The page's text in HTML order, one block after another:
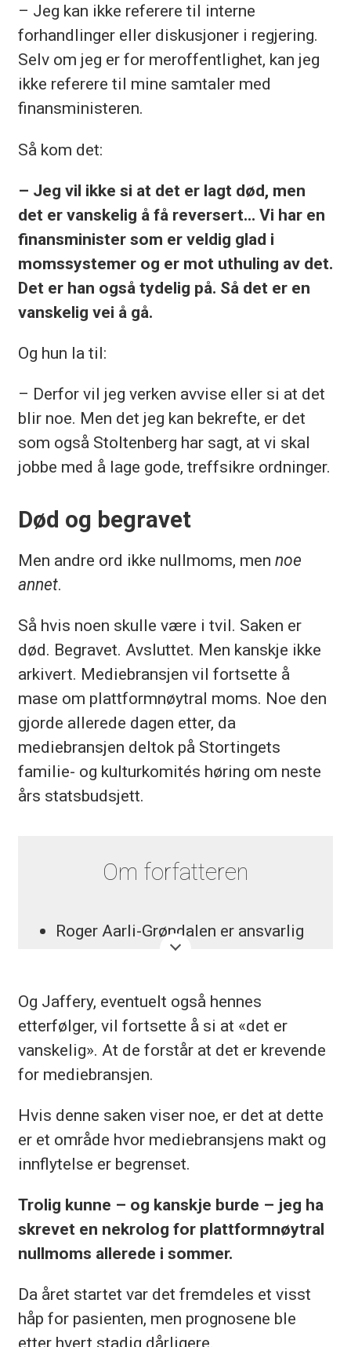
– Jeg kan ikke referere til interne
forhandlinger eller diskusjoner i regjering.
Selv om jeg er for meroffentlighet, kan jeg
ikke referere til mine samtaler med
finansministeren.
Så kom det:
– Jeg vil ikke si at det er lagt død, men
det er vanskelig å få reversert... Vi har en
finansminister som er veldig glad i
momssystemer og er mot uthuling av det.
Det er han også tydelig på. Så det er en
vanskelig vei å gå.
Og hun la til:
– Derfor vil jeg verken avvise eller si at det
blir noe. Men det jeg kan bekrefte, er det
som også Stoltenberg har sagt, at vi skal
jobbe med å lage gode, treffsikre ordninger.
Død og begravet
Men andre ord ikke nullmoms, men noe
annet.
Så hvis noen skulle være i tvil. Saken er
død. Begravet. Avsluttet. Men kanskje ikke
arkivert. Mediebransjen vil fortsette å
mase om plattformnøytral moms. Noe den
gjorde allerede dagen etter, da
mediebransjen deltok på Stortingets
familie- og kulturkomités høring om neste
års statsbudsjett.
Om forfatteren
Roger Aarli-Grøndalen er ansvarlig
redaktør i Journalisten. En stilling
Tidligere ansvarlig redaktør og
administrerende direktør i Eidsvoll
Ullensaker Blad.
lederstillinger i Egmont/
Hjemmet Mortensen, blant annet
redaktør i klikk.no, Foreldre & Barn
og Mann.
Var på slutten av 90-tallet ansvarlig
redaktør i Bellona Magasin.
Startet journalistkarrieren i
Romerikes Blad.
Og Jaffery, eventuelt også hennes
etterfølger, vil fortsette å si at «det er
vanskelig». At de forstår at det er krevende
for mediebransjen.
Hvis denne saken viser noe, er det at dette
er et område hvor mediebransjens makt og
innflytelse er begrenset.
Trolig kunne – og kanskje burde – jeg ha
skrevet en nekrolog for plattformnøytral
nullmoms allerede i sommer.
Da året startet var det fremdeles et visst
håp for pasienten, men prognosene ble
etter hvert stadig dårligere.